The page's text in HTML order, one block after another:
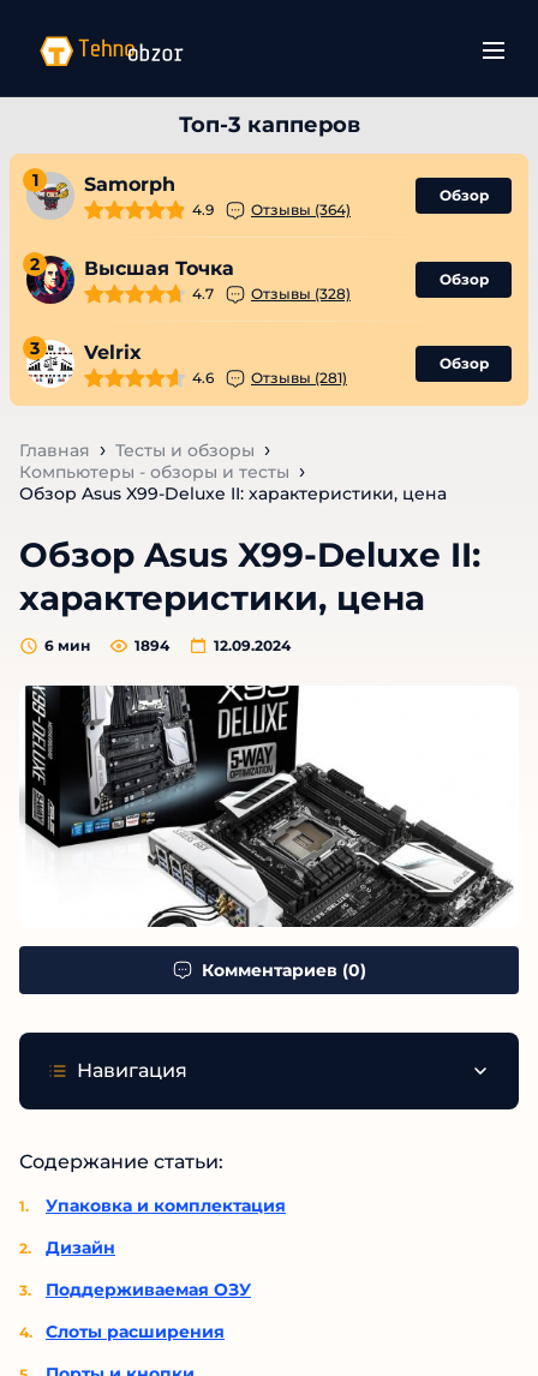
1 Samorph
4.9 Отзывы (364)
Обзор
2 Высшая Точка
4.7 Отзывы (328)
Обзор
3 Velrix
4.6 Отзывы (281)
Обзор
Главная
Тесты и обзоры
Компьютеры - обзоры и тесты
Обзор Asus X99-Deluxe II: характеристики, цена
Обзор Asus X99-Deluxe II:
характеристики, цена
12.09.2024
6 мин 1894
Комментариев (0)
Навигация
Содержание статьи:
Упаковка и комплектация
Дизайн
Поддерживаемая ОЗУ
Слоты расширения